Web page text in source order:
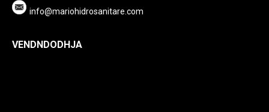
info@mariohidrosanitare.com
VENDNDODHJA